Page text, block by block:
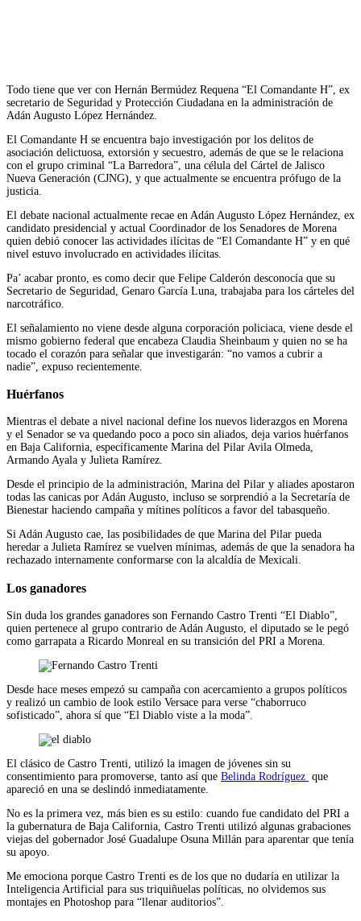
Todo tiene que ver con Hernán Bermúdez Requena “El Comandante H”, ex
secretario de Seguridad y Protección Ciudadana en la administración de
Adán Augusto López Hernández.
El Comandante H se encuentra bajo investigación por los delitos de
asociación delictuosa, extorsión y secuestro, además de que se le relaciona
con el grupo criminal “La Barredora”, una célula del Cártel de Jalisco
Nueva Generación (CJNG), y que actualmente se encuentra prófugo de la
justicia.
El debate nacional actualmente recae en Adán Augusto López Hernández, ex
candidato presidencial y actual Coordinador de los Senadores de Morena
quien debió conocer las actividades ilícitas de “El Comandante H” y en qué
nivel estuvo involucrado en actividades ilícitas.
Pa’ acabar pronto, es como decir que Felipe Calderón desconocía que su
Secretario de Seguridad, Genaro García Luna, trabajaba para los cárteles del
narcotráfico.
El señalamiento no viene desde alguna corporación policiaca, viene desde el
mismo gobierno federal que encabeza Claudia Sheinbaum y quien no se ha
tocado el corazón para señalar que investigarán: “no vamos a cubrir a
nadie”, expuso recientemente.
Huérfanos
Mientras el debate a nivel nacional define los nuevos liderazgos en Morena
y el Senador se va quedando poco a poco sin aliados, deja varios huérfanos
en Baja California, específicamente Marina del Pilar Avila Olmeda,
Armando Ayala y Julieta Ramírez.
Desde el principio de la administración, Marina del Pilar y aliades apostaron
todas las canicas por Adán Augusto, incluso se sorprendió a la Secretaría de
Bienestar haciendo campaña y mítines políticos a favor del tabasqueño.
Si Adán Augusto cae, las posibilidades de que Marina del Pilar pueda
heredar a Julieta Ramírez se vuelven mínimas, además de que la senadora ha
rechazado internamente conformarse con la alcaldía de Mexicali.
Los ganadores
Sin duda los grandes ganadores son Fernando Castro Trenti “El Diablo”,
quien pertenece al grupo contrario de Adán Augusto, el diputado se le pegó
como garrapata a Ricardo Monreal en su transición del PRI a Morena.
Desde hace meses empezó su campaña con acercamiento a grupos políticos
y realizó un cambio de look estilo Versace para verse “chaborruco
sofisticado”, ahora sí que “El Diablo viste a la moda”.
El clásico de Castro Trenti, utilizó la imagen de jóvenes sin su
consentimiento para promoverse, tanto así que Belinda Rodríguez que
apareció en una se deslindó inmediatamente.
No es la primera vez, más bien es su estilo: cuando fue candidato del PRI a
la gubernatura de Baja California, Castro Trenti utilizó algunas grabaciones
viejas del gobernador José Guadalupe Osuna Millán para aparentar que tenía
su apoyo.
Me emociona porque Castro Trenti es de los que no dudaría en utilizar la
Inteligencia Artificial para sus triquiñuelas políticas, no olvidemos sus
montajes en Photoshop para “llenar auditorios”.